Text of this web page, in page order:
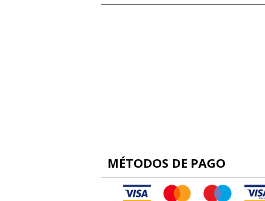
MÉTODOS DE PAGO